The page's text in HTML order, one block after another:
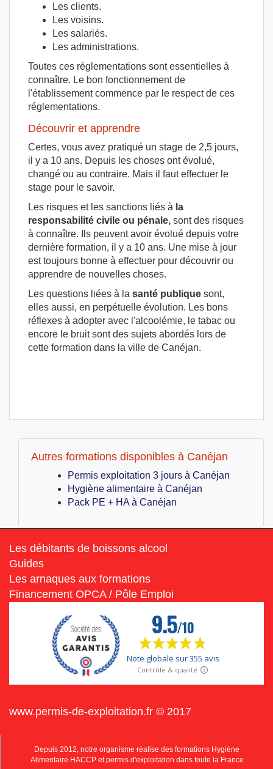
Les clients.
Les voisins.
Les salariés.
Les administrations.
Toutes ces réglementations sont essentielles à
connaître. Le bon fonctionnement de
l'établissement commence par le respect de ces
réglementations.
Découvrir et apprendre
Certes, vous avez pratiqué un stage de 2,5 jours,
il y a 10 ans. Depuis les choses ont évolué,
changé ou au contraire. Mais il faut effectuer le
stage pour le savoir.
Les risques et les sanctions liés à la
responsabilité civile ou pénale, sont des risques
à connaître. Ils peuvent avoir évolué depuis votre
dernière formation, il y a 10 ans. Une mise à jour
est toujours bonne à effectuer pour découvrir ou
apprendre de nouvelles choses.
Les questions liées à la santé publique sont,
elles aussi, en perpétuelle évolution. Les bons
réflexes à adopter avec l'alcoolémie, le tabac ou
encore le bruit sont des sujets abordés lors de
cette formation dans la ville de Canéjan.
Autres formations disponibles à Canéjan
Permis exploitation 3 jours à Canéjan
Hygiène alimentaire à Canéjan
Pack PE + HA à Canéjan
Les débitants de boissons alcool
Guides
Les arnaques aux formations
Financement OPCA / Pôle Emploi
www.permis-de-exploitation.fr © 2017
Depuis 2012, notre organisme réalise des formations Hygiène
Alimentaire HACCP et permis d'exploitation dans toute la France